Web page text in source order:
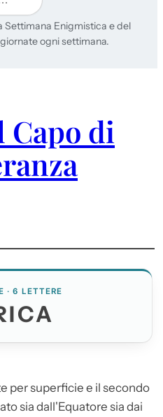
Settimana Enigmistica e del
ogni settimana.
Capo di
· 6 LETTERE
per superficie e il secondo
sia dall'Equatore sia dai